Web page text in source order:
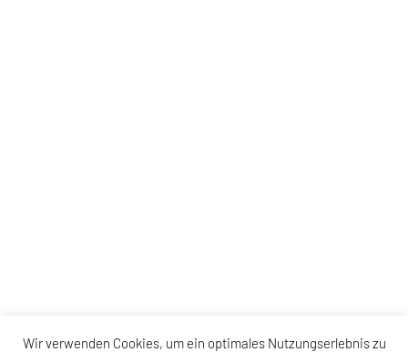
Wir verwenden Cookies, um ein optimales Nutzungserlebnis zu